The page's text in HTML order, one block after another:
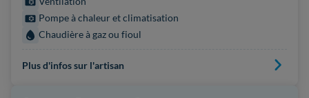
Pompe à chaleur et climatisation
Chaudière à gaz ou fioul
Plus d'infos sur l'artisan